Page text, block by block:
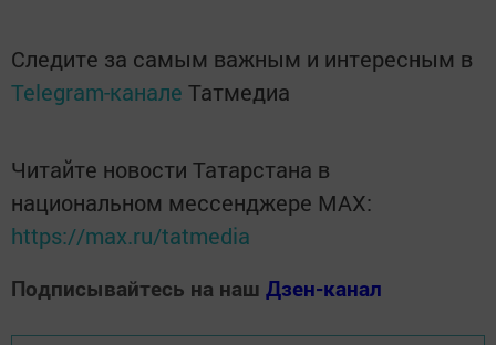
Следите за самым важным и интересным в
Telegram-канале Татмедиа
Читайте новости Татарстана в
национальном мессенджере MАХ:
https://max.ru/tatmedia
Подписывайтесь на наш Дзен-канал